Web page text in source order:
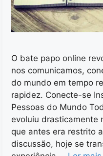
O bate papo online
nos comunicamos,
do mundo em tempo
rapidez. Conecte-se
Pessoas do Mundo
evoluiu drasticamente
que antes era restrito
discussão, hoje se